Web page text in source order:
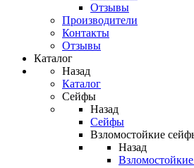
Отзывы
Производители
Контакты
Отзывы
Каталог
Назад
Каталог
Сейфы
Назад
Сейфы
Взломостойкие
Назад